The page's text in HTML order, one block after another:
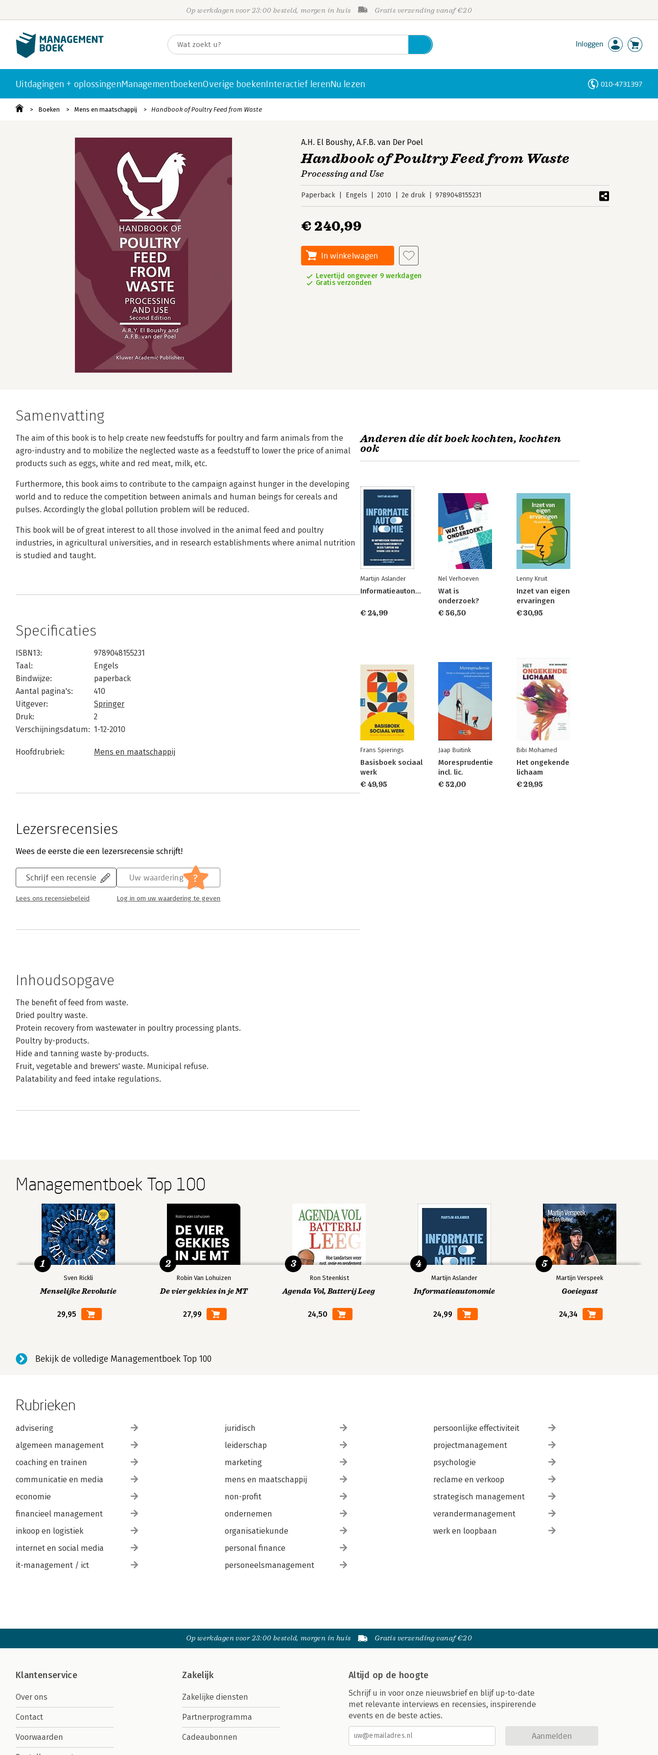
Op werkdagen voor 23:00 besteld, morgen in huis Gratis verzending vanaf €20
Inloggen
Uitdagingen + oplossingenManagementboekenOverige boekenInteractief lerenNu lezen 010-4731397
Boeken Mens en maatschappij Handbook of Poultry Feed from Waste
A.H. El Boushy,A.F.B. van Der Poel
Handbook of Poultry Feed from Waste
Processing and Use
Paperback Engels 2010 2e druk 9789048155231
€ 240,99
In winkelwagen
Levertijd ongeveer 9 werkdagen
Gratis verzonden
Samenvatting
The aim of this book is to help create new feedstuffs for poultry and farm animals from the
agro-industry and to mobilize the neglected waste as a feedstuff to lower the price of animal
products such as eggs, white and red meat, milk, etc.
Furthermore, this book aims to contribute to the campaign against hunger in the developing
world and to reduce the competition between animals and human beings for cereals and
pulses. Accordingly the global pollution problem will be reduced.
This book will be of great interest to all those involved in the animal feed and poultry
industries, in agricultural universities, and in research establishments where animal nutrition
is studied and taught.
Specificaties
ISBN13:
9789048155231
Taal:
Engels
Bindwijze:
paperback
Aantal pagina's:
410
Uitgever:
Springer
Druk:
2
Verschijningsdatum: 1-12-2010
Hoofdrubriek: Mens en maatschappij
Lezersrecensies
Wees de eerste die een lezersrecensie schrijft!
Schrijf een recensie
Lees ons recensiebeleid
Uw waardering ?
Log in om uw waardering te geven
Inhoudsopgave
The benefit of feed from waste.
Dried poultry waste.
Protein recovery from wastewater in poultry processing plants.
Poultry by-products.
Hide and tanning waste by-products.
Fruit, vegetable and brewers' waste. Municipal refuse.
Palatability and feed intake regulations.
Anderen die dit boek kochten, kochten
ook
Martijn Aslander
Informatieautonomie
€ 24,99
Nel Verhoeven
Wat is
onderzoek?
€ 56,50
Lenny Kruit
Inzet van eigen
ervaringen
€ 30,95
Frans Spierings
Basisboek sociaal
werk
€ 49,95
Jaap Buitink
Moresprudentie
incl. lic.
€ 52,00
Bibi Mohamed
Het ongekende
lichaam
€ 29,95
Managementboek Top 100
Sven Rickli
Menselijke Revolutie
29,95
1
Robin Van Lohuizen
De vier gekkies in je MT
27,99
2
Ron Steenkist
Agenda Vol, Batterij Leeg
24,50
3
Martijn Aslander
Informatieautonomie
24,99
4
Martijn Verspeek
Goeiegast
24,34
5
Bekijk de volledige Managementboek Top 100
Rubrieken
advisering
algemeen management
coaching en trainen
communicatie en media
economie
financieel management
inkoop en logistiek
internet en social media
it-management / ict
juridisch
leiderschap
marketing
mens en maatschappij
non-profit
ondernemen
organisatiekunde
personal finance
personeelsmanagement
persoonlijke effectiviteit
projectmanagement
psychologie
reclame en verkoop
strategisch management
verandermanagement
werk en loopbaan
Op werkdagen voor 23:00 besteld, morgen in huis Gratis verzending vanaf €20
Klantenservice
Over ons
Contact
Voorwaarden
Zakelijk
Zakelijke diensten
Partnerprogramma
Cadeaubonnen
Altijd op de hoogte
Schrijf u in voor onze nieuwsbrief en blijf up-to-date
met relevante interviews en recensies, inspirerende
events en de beste acties.
Aanmelden
Personen